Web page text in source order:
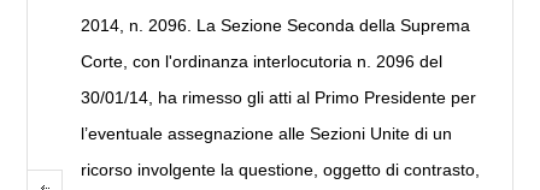
2014, n. 2096. La Sezione Seconda della Suprema
Corte, con l'ordinanza interlocutoria n. 2096 del
30/01/14, ha rimesso gli atti al Primo Presidente per
l’eventuale assegnazione alle Sezioni Unite di un
ricorso involgente la questione, oggetto di contrasto,